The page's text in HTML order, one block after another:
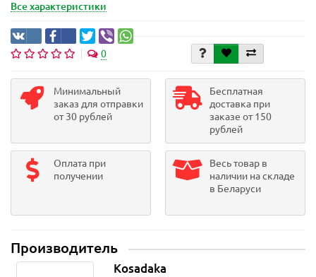
Все характеристики
0
Минимальный
заказ для отправки
от 30 рублей
Бесплатная
доставка при
заказе от 150
рублей
Оплата при
получении
Весь товар в
наличии на складе
в Беларуси
Производитель
Kosadaka